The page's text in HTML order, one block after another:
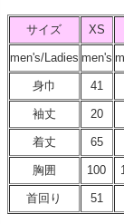
サイズ XS
men's/Ladies men's
身巾 41
袖丈 20
着丈 65
胸囲 100
首回り 51